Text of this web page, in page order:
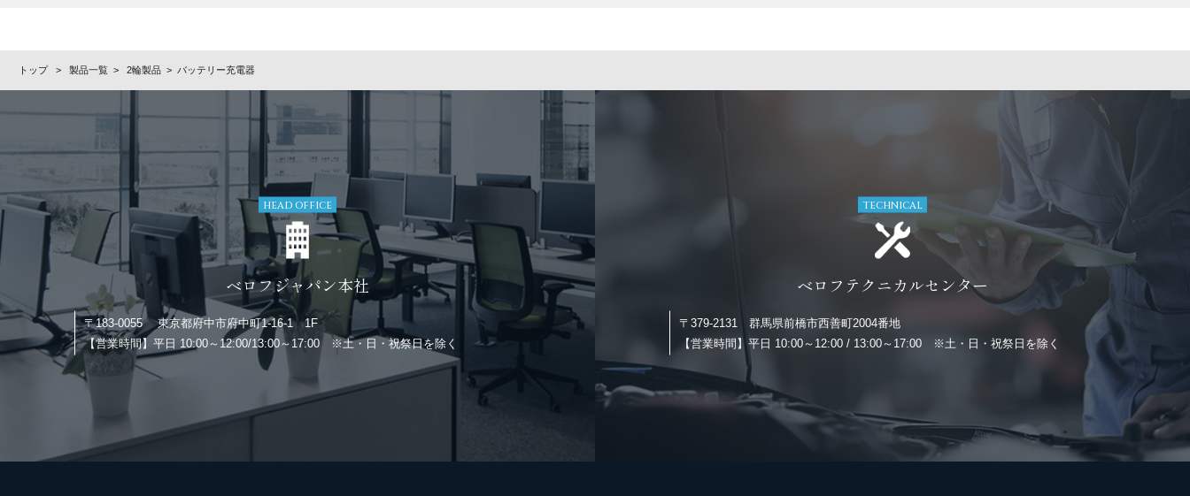
トップ > 製品一覧 > 2輪製品 > バッテリー充電器
HEAD OFFICE
ベロフジャパン本社
〒183-0055東京都府中市府中町1-16-1 1F
【営業時間】 平日 10:00～12:00/13:00～17:00 ※土・日・祝祭日を除く
TECHNICAL
ベロフテクニカルセンター
〒379-2131 群馬県前橋市西善町2004番地
【営業時間】 平日 10:00～12:00 / 13:00～17:00 ※土・日・祝祭日を除く